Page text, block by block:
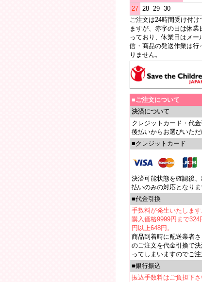
27 28 29 30
ご注文は24時間受け付け
ますが、赤字の日は休業
っており、休業日はメー
信・商品の発送作業は行
りません。
■ご注文について
決済について
クレジットカード・代
後払いからお選びいただ
■クレジットカード
決済可能状態を確認後
払いのみの対応となりま
■代金引換
手数料が発生いたします
購入価格9999円まで
円以上648円。
商品到着時に配送業者
のご注文を代金引換で
ってしまいますのでご注
■銀行振込
振込手数料はご負担下さ